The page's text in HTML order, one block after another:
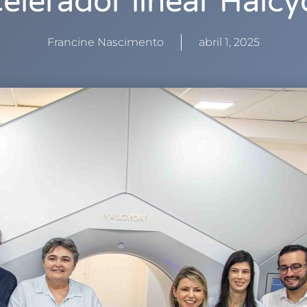
Francine Nascimento abril 1, 2025